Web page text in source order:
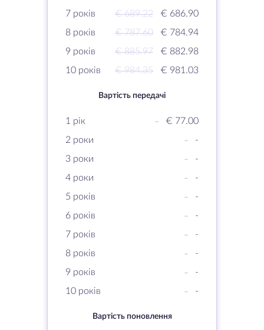
7 років
€ 689.22
€ 686.90
8 років
€ 787.60
€ 784.94
9 років
€ 885.97
€ 882.98
10 років
€ 984.35 € 981.03
Вартість передачі
1 рік -
€ 77.00
2 роки
-
-
3 роки
-
-
4 роки
-
-
5 років
-
-
6 років
-
-
7 років
-
-
8 років
-
-
9 років
-
-
10 років
- -
Вартість поновлення